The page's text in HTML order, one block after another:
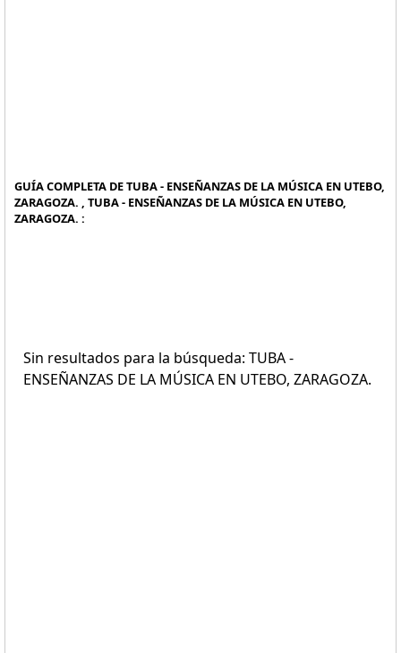
GUÍA COMPLETA DE TUBA - ENSEÑANZAS DE LA MÚSICA EN UTEBO,
ZARAGOZA. , TUBA - ENSEÑANZAS DE LA MÚSICA EN UTEBO,
ZARAGOZA. :
Sin resultados para la búsqueda: TUBA -
ENSEÑANZAS DE LA MÚSICA EN UTEBO, ZARAGOZA.